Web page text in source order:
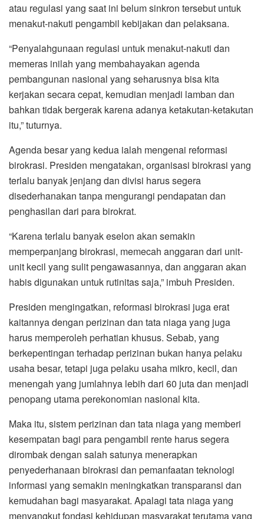
atau regulasi yang saat ini belum sinkron tersebut untuk
menakut-nakuti pengambil kebijakan dan pelaksana.
“Penyalahgunaan regulasi untuk menakut-nakuti dan
memeras inilah yang membahayakan agenda
pembangunan nasional yang seharusnya bisa kita
kerjakan secara cepat, kemudian menjadi lamban dan
bahkan tidak bergerak karena adanya ketakutan-ketakutan
itu,” tuturnya.
Agenda besar yang kedua ialah mengenai reformasi
birokrasi. Presiden mengatakan, organisasi birokrasi yang
terlalu banyak jenjang dan divisi harus segera
disederhanakan tanpa mengurangi pendapatan dan
penghasilan dari para birokrat.
“Karena terlalu banyak eselon akan semakin
memperpanjang birokrasi, memecah anggaran dari unit-
unit kecil yang sulit pengawasannya, dan anggaran akan
habis digunakan untuk rutinitas saja,” imbuh Presiden.
Presiden mengingatkan, reformasi birokrasi juga erat
kaitannya dengan perizinan dan tata niaga yang juga
harus memperoleh perhatian khusus. Sebab, yang
berkepentingan terhadap perizinan bukan hanya pelaku
usaha besar, tetapi juga pelaku usaha mikro, kecil, dan
menengah yang jumlahnya lebih dari 60 juta dan menjadi
penopang utama perekonomian nasional kita.
Maka itu, sistem perizinan dan tata niaga yang memberi
kesempatan bagi para pengambil rente harus segera
dirombak dengan salah satunya menerapkan
penyederhanaan birokrasi dan pemanfaatan teknologi
informasi yang semakin meningkatkan transparansi dan
kemudahan bagi masyarakat. Apalagi tata niaga yang
menyangkut fondasi kehidupan masyarakat terutama yang